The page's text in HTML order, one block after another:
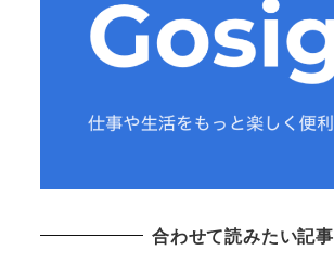
合わせて読みたい記事